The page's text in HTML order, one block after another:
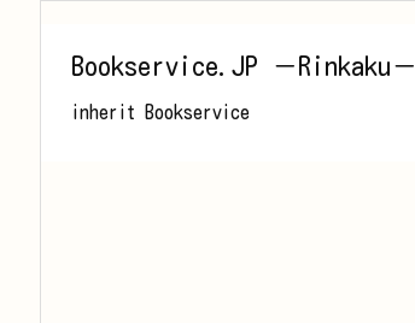
Bookservice.JP －Rinkaku－
inherit Bookservice